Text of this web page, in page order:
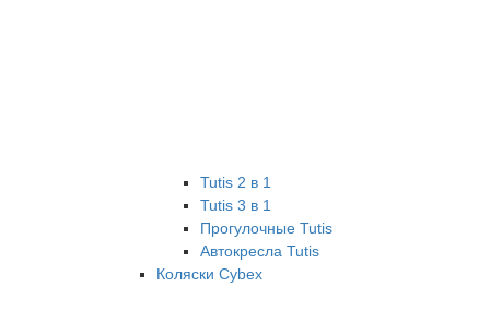
Tutis 2 в 1
Tutis 3 в 1
Прогулочные Tutis
Автокресла Tutis
Коляски Cybex